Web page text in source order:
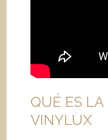
QUÉ ES
VINYLUX